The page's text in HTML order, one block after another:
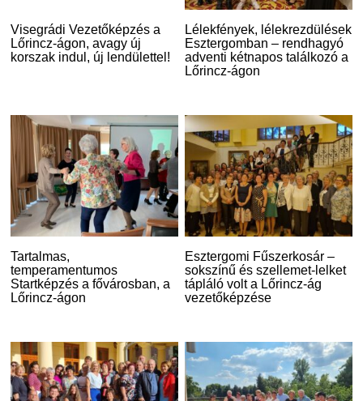
Visegrádi Vezetőképzés a
Lőrincz-ágon, avagy új
korszak indul, új lendülettel!
Lélekfények, lélekrezdülések
Esztergomban – rendhagyó
adventi kétnapos találkozó a
Lőrincz-ágon
Tartalmas,
temperamentumos
Startképzés a fővárosban, a
Lőrincz-ágon
Esztergomi Fűszerkosár –
sokszínű és szellemet-lelket
tápláló volt a Lőrincz-ág
vezetőképzése